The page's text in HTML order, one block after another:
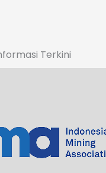
Terkini